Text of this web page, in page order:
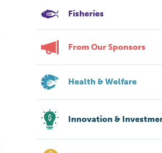
Fisheries
From Our Sponsors
Health & Welfare
Innovation &